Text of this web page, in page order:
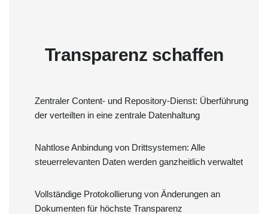
Transparenz schaffen
Zentraler Content- und Repository-Dienst: Überführung
der verteilten in eine zentrale Datenhaltung
Nahtlose Anbindung von Drittsystemen: Alle
steuerrelevanten Daten werden ganzheitlich verwaltet
Vollständige Protokollierung von Änderungen an
Dokumenten für höchste Transparenz